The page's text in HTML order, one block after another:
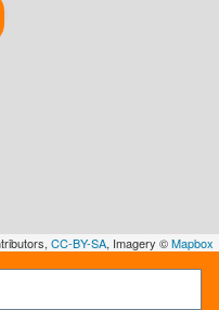
CC-BY-SA, Imagery ©Mapbox